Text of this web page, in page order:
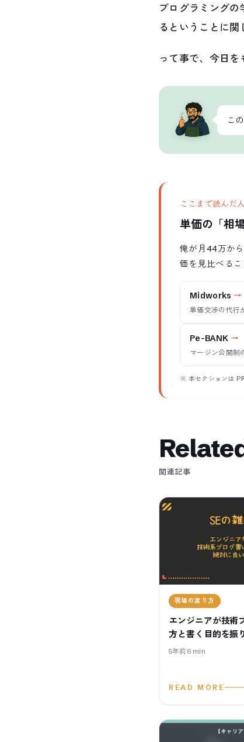
プログラミング
るということに関
って事で、今日を
こ
ここまで読んだ
単価の「相
俺が月44万か
価を見比べる
Midworks
単価交渉の代行
Pe-BANK
マージン公開制
※ 本セクションは
関連記事
現場の渡り方
エンジニアが技術
方と書く目的を振
5年前 6min
READ MORE